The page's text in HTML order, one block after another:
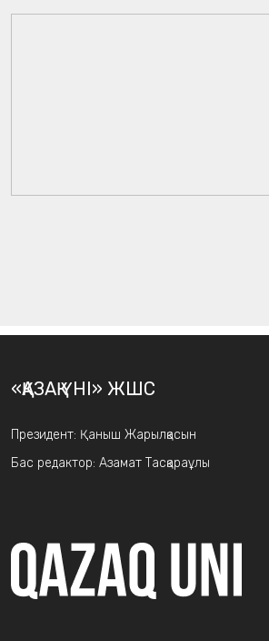
«ҚАЗАҚ ҮНІ» ЖШС
Президент: Қаныш Жарылқасын
Бас редактор: Азамат Тасқараұлы